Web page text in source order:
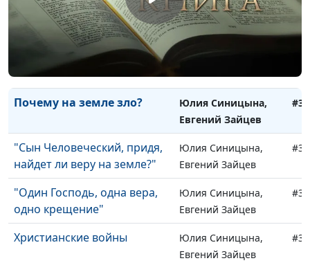
Нужен ли Бог счастливому
человеку?
Юлия Синицына,
Евгений Зайцев
Конец света и пришествие
Бога. Ждать или бояться?
Юлия Синицына,
Евгений Зайцев
Почему на земле зло?
Юлия Синицына,
Евгений Зайцев
"Сын Человеческий, придя,
найдет ли веру на земле?"
Юлия Синицына,
Евгений Зайцев
"Один Господь, одна вера,
одно крещение"
Юлия Синицына,
Евгений Зайцев
Христианские войны
Юлия Синицына,
Евгений Зайцев